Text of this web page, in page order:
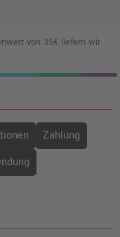
von 35€ liefern wir
Zahlung